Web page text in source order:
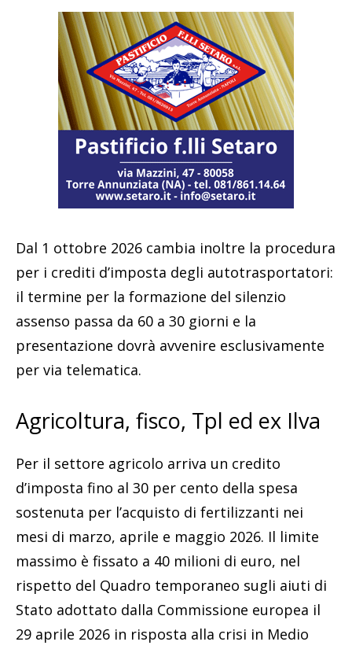
Dal 1 ottobre 2026 cambia inoltre la procedura
per i crediti d’imposta degli autotrasportatori:
il termine per la formazione del silenzio
assenso passa da 60 a 30 giorni e la
presentazione dovrà avvenire esclusivamente
per via telematica.
Agricoltura, fisco, Tpl ed ex Ilva
Per il settore agricolo arriva un credito
d’imposta fino al 30 per cento della spesa
sostenuta per l’acquisto di fertilizzanti nei
mesi di marzo, aprile e maggio 2026. Il limite
massimo è fissato a 40 milioni di euro, nel
rispetto del Quadro temporaneo sugli aiuti di
Stato adottato dalla Commissione europea il
29 aprile 2026 in risposta alla crisi in Medio